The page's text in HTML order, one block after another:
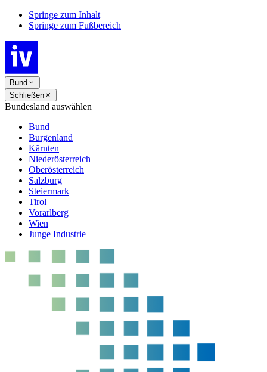
Springe zum Inhalt
Springe zum Fußbereich
Bund
Schließen
Bundesland auswählen
Bund
Burgenland
Kärnten
Niederösterreich
Oberösterreich
Salzburg
Steiermark
Tirol
Vorarlberg
Wien
Junge Industrie